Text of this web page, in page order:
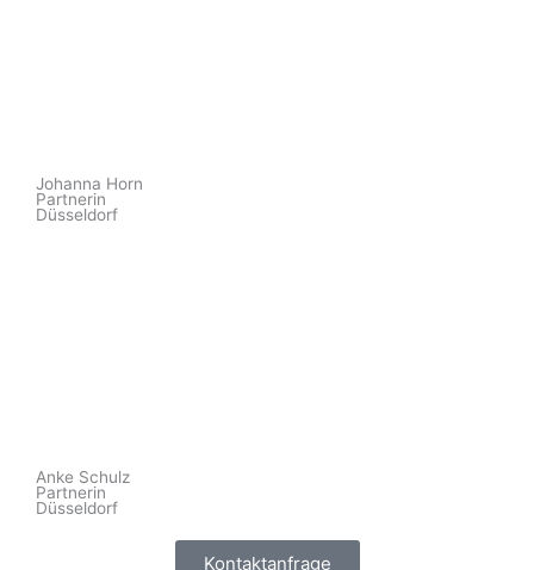
Johanna Horn
Partnerin
Düsseldorf
Anke Schulz
Partnerin
Düsseldorf
Kontaktanfrage